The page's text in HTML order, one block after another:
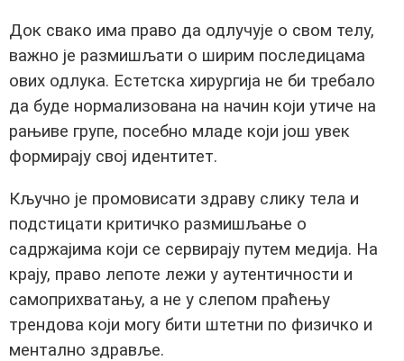
Док свако има право да одлучује о свом телу,
важно је размишљати о ширим последицама
ових одлука. Естетска хирургија не би требало
да буде нормализована на начин који утиче на
рањиве групе, посебно младе који још увек
формирају свој идентитет.
Кључно је промовисати здраву слику тела и
подстицати критичко размишљање о
садржајима који се сервирају путем медија. На
крају, право лепоте лежи у аутентичности и
самоприхватању, а не у слепом праћењу
трендова који могу бити штетни по физичко и
ментално здравље.